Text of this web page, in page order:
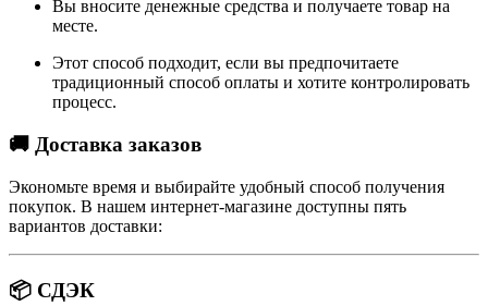
Вы вносите денежные средства и получаете товар на
месте.
Этот способ подходит, если вы предпочитаете
традиционный способ оплаты и хотите контролировать
процесс.
🚚 Доставка заказов
Экономьте время и выбирайте удобный способ получения
покупок. В нашем интернет-магазине доступны пять
вариантов доставки:
📦 СДЭК